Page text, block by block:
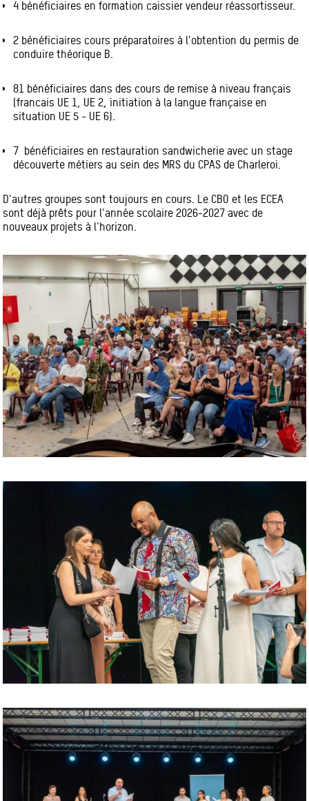
4 bénéficiaires en formation caissier vendeur réassortisseur.
2 bénéficiaires cours préparatoires à l'obtention du permis de
conduire théorique B.
81 bénéficiaires dans des cours de remise à niveau français
(francais UE 1, UE 2, initiation à la langue française en
situation UE 5 - UE 6).
7 bénéficiaires en restauration sandwicherie avec un stage
découverte métiers au sein des MRS du CPAS de Charleroi.
D'autres groupes sont toujours en cours. Le CBO et les ECEA
sont déjà prêts pour l'année scolaire 2026-2027 avec de
nouveaux projets à l'horizon.